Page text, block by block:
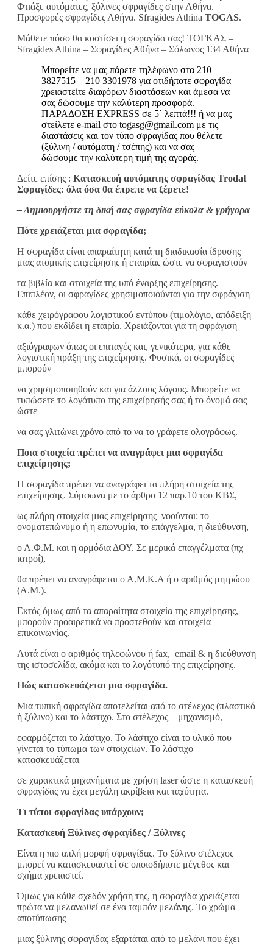
Φτιάξε αυτόματες, ξύλινες σφραγίδες στην Αθήνα.
Προσφορές σφραγίδες Αθήνα. Sfragides Athina TOGAS.
Μάθετε πόσο θα κοστίσει η σφραγίδα σας! ΤΟΓΚΑΣ –
Sfragides Athina – Σφραγίδες Αθήνα – Σόλωνος 134 Αθήνα
Μπορείτε να μας πάρετε τηλέφωνο στα 210
3827515 – 210 3301978 για οτιδήποτε σφραγίδα
χρειαστείτε διαφόρων διαστάσεων και άμεσα να
σας δώσουμε την καλύτερη προσφορά.
ΠΑΡΑΔΟΣΗ EXPRESS σε 5΄ λεπτά!!! ή να μας
στείλετε e-mail στο togasg@gmail.com με τις
διαστάσεις και τον τύπο σφραγίδας που θέλετε
(ξύλινη / αυτόματη / τσέπης) και να σας
δώσουμε την καλύτερη τιμή της αγοράς.
Δείτε επίσης : Κατασκευή αυτόματης σφραγίδας Trodat
Σφραγίδες: όλα όσα θα έπρεπε να ξέρετε!
– Δημιουργήστε τη δική σας σφραγίδα εύκολα & γρήγορα
Πότε χρειάζεται μια σφραγίδα;
H σφραγίδα είναι απαραίτητη κατά τη διαδικασία ίδρυσης
μιας ατομικής επιχείρησης ή εταιρίας ώστε να σφραγιστούν
τα βιβλία και στοιχεία της υπό έναρξης επιχείρησης.
Επιπλέον, οι σφραγίδες χρησιμοποιούνται για την σφράγιση
κάθε χειρόγραφου λογιστικού εντύπου (τιμολόγιο, απόδειξη
κ.α.) που εκδίδει η εταιρία. Χρειάζονται για τη σφράγιση
αξιόγραφων όπως οι επιταγές και, γενικότερα, για κάθε
λογιστική πράξη της επιχείρησης. Φυσικά, οι σφραγίδες
μπορούν
να χρησιμοποιηθούν και για άλλους λόγους. Μπορείτε να
τυπώσετε το λογότυπο της επιχείρησής σας ή το όνομά σας
ώστε
να σας γλιτώνει χρόνο από το να το γράφετε ολογράφως.
Ποια στοιχεία πρέπει να αναγράφει μια σφραγίδα
επιχείρησης;
Η σφραγίδα πρέπει να αναγράφει τα πλήρη στοιχεία της
επιχείρησης. Σύμφωνα με το άρθρο 12 παρ.10 του ΚΒΣ,
ως πλήρη στοιχεία μιας επιχείρησης νοούνται: το
ονοματεπώνυμο ή η επωνυμία, το επάγγελμα, η διεύθυνση,
ο Α.Φ.Μ. και η αρμόδια ΔΟΥ. Σε μερικά επαγγέλματα (πχ
ιατροί),
θα πρέπει να αναγράφεται ο Α.Μ.Κ.Α ή ο αριθμός μητρώου
(Α.Μ.).
Εκτός όμως από τα απαραίτητα στοιχεία της επιχείρησης,
μπορούν προαιρετικά να προστεθούν και στοιχεία
επικοινωνίας.
Αυτά είναι ο αριθμός τηλεφώνου ή fax, email & η διεύθυνση
της ιστοσελίδα, ακόμα και το λογότυπό της επιχείρησης.
Πώς κατασκευάζεται μια σφραγίδα.
Μια τυπική σφραγίδα αποτελείται από το στέλεχος (πλαστικό
ή ξύλινο) και το λάστιχο. Στο στέλεχος – μηχανισμό,
εφαρμόζεται το λάστιχο. Το λάστιχο είναι το υλικό που
γίνεται το τύπωμα των στοιχείων. Το λάστιχο
κατασκευάζεται
σε χαρακτικά μηχανήματα με χρήση laser ώστε η κατασκευή
σφραγίδας να έχει μεγάλη ακρίβεια και ταχύτητα.
Τι τύποι σφραγίδας υπάρχουν;
Κατασκευή Ξύλινες σφραγίδες / Ξύλινες
Είναι η πιο απλή μορφή σφραγίδας. Το ξύλινο στέλεχος
μπορεί να κατασκευαστεί σε οποιοδήποτε μέγεθος και
σχήμα χρειαστεί.
Όμως για κάθε σχεδόν χρήση της, η σφραγίδα χρειάζεται
πρώτα να μελανωθεί σε ένα ταμπόν μελάνης. Το χρώμα
αποτύπωσης
μιας ξύλινης σφραγίδας εξαρτάται από το μελάνι που έχει